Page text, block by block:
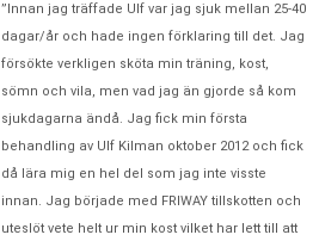
”Innan jag träffade Ulf var jag sjuk mellan 25-40
dagar/år och hade ingen förklaring till det. Jag
försökte verkligen sköta min träning, kost,
sömn och vila, men vad jag än gjorde så kom
sjukdagarna ändå. Jag fick min första
behandling av Ulf Kilman oktober 2012 och fick
då lära mig en hel del som jag inte visste
innan. Jag började med FRIWAY tillskotten och
uteslöt vete helt ur min kost vilket har lett till att